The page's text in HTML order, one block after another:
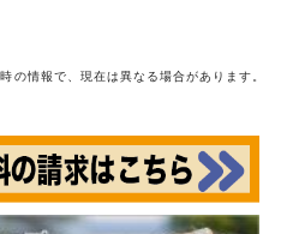
の情報で、現在は異なる場合があります。